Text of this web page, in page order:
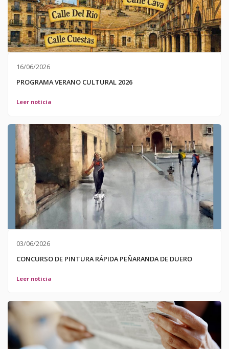
16/06/2026
PROGRAMA VERANO CULTURAL 2026
Leer noticia
03/06/2026
CONCURSO DE PINTURA RÁPIDA PEÑARANDA DE DUERO
Leer noticia